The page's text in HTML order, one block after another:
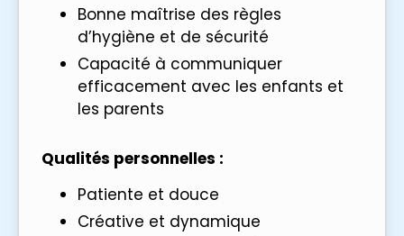
Bonne maîtrise des règles
d’hygiène et de sécurité
Capacité à communiquer
efficacement avec les enfants et
les parents
Qualités personnelles :
Patiente et douce
Créative et dynamique